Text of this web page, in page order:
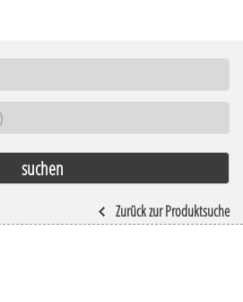
Zurück zur Produktsuche